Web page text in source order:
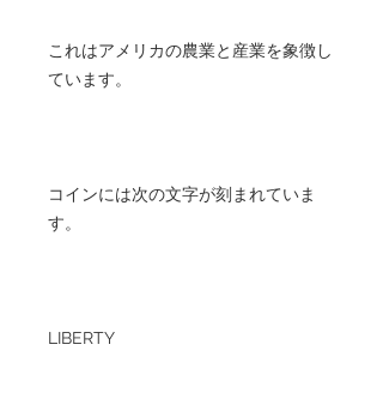
これはアメリカの農業と産業を象徴し
ています。
コインには次の文字が刻まれていま
す。
LIBERTY